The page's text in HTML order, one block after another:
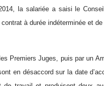
la salariée a saisi le
à durée indéterminée et
Premiers Juges, puis par un
en désaccord sur la date